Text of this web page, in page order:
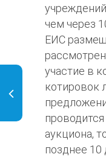
чем через
ЕИС
участие в
котировок
аукциона,
позднее 10